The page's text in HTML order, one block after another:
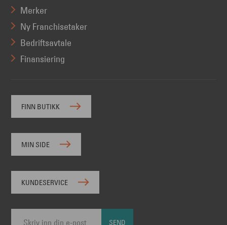
Merker
Ny Franchisetaker
Bedriftsavtale
Finansiering
FINN BUTIKK
MIN SIDE
KUNDESERVICE
SEND